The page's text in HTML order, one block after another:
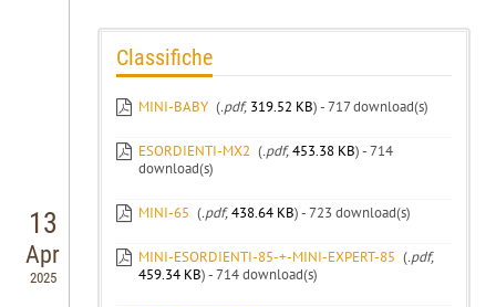
13
Apr
2025
Classifiche
MINI-BABY (.pdf, 319.52 KB) - 717 download(s)
ESORDIENTI-MX2 (.pdf,453.38 KB) - 714
download(s)
MINI-65 (.pdf,438.64 KB) - 723 download(s)
MINI-ESORDIENTI-85-+-MINI-EXPERT-85 (.pdf,
459.34 KB) - 714 download(s)